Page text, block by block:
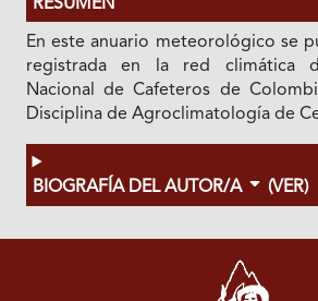
RESUMEN
En este anuario meteorológico se
registrada en la red climática
Nacional de Cafeteros de
Disciplina de Agroclimatología de
BIOGRAFÍA DEL AUTOR/A (VER)